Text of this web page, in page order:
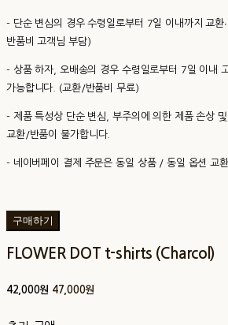
- 단순 변심의 경우 수령일로부터 7일 이내까지 교환
반품비 고객님 부담)
- 상품 하자, 오배송의 경우 수령일로부터 7일 이내
가능합니다. (교환/반품비 무료)
- 제품 특성상 단순 변심, 부주의에 의한 제품 손상
교환/반품이 불가합니다.
- 네이버페이 결제 주문은 동일 상품 / 동일 옵션 교
구매하기
FLOWER DOT t-shirts (Charcol)
42,000원 47,000원